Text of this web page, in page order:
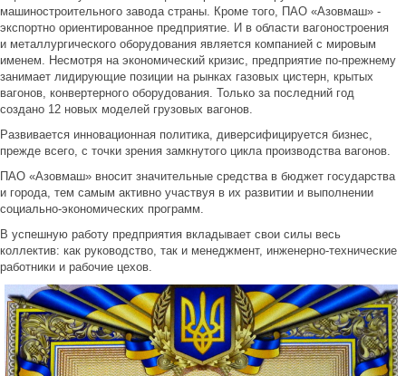
машиностроительного завода страны. Кроме того, ПАО «Азовмаш» -
экспортно ориентированное предприятие. И в области вагоностроения
и металлургического оборудования является компанией с мировым
именем. Несмотря на экономический кризис, предприятие по-прежнему
занимает лидирующие позиции на рынках газовых цистерн, крытых
вагонов, конвертерного оборудования. Только за последний год
создано 12 новых моделей грузовых вагонов.
Развивается инновационная политика, диверсифицируется бизнес,
прежде всего, с точки зрения замкнутого цикла производства вагонов.
ПАО «Азовмаш» вносит значительные средства в бюджет государства
и города, тем самым активно участвуя в их развитии и выполнении
социально-экономических программ.
В успешную работу предприятия вкладывает свои силы весь
коллектив: как руководство, так и менеджмент, инженерно-технические
работники и рабочие цехов.